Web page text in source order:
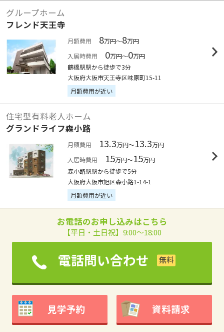
グループホーム
フレンド天王寺
月額費用 8万円～8万円
入居時費用
0万円～0万円
鶴橋駅駅から徒歩で3分
大阪府大阪市天王寺区味原町15-11
月額費用が近い
住宅型有料老人ホーム
グランドライフ森小路
月額費用 13.3万円～13.3万円
入居時費用
15万円～15万円
森小路駅駅から徒歩で5分
大阪府大阪市旭区森小路1-14-1
月額費用が近い
お電話のお申し込みはこちら
【平日・土日祝】9:00～18:00
電話問い合わせ
見学予約 資料請求